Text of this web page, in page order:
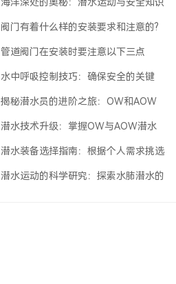
阀门有着什么样的安装要求和注意的?
管道阀门在安装时要注意以下三点
水中呼吸控制技巧：确保安全的关键
揭秘潜水员的进阶之旅：OW和AOW
认证
潜水技术升级：掌握OW与AOW潜水
证书
潜水装备选择指南：根据个人需求挑选
装备
潜水运动的科学研究：探索水肺潜水的